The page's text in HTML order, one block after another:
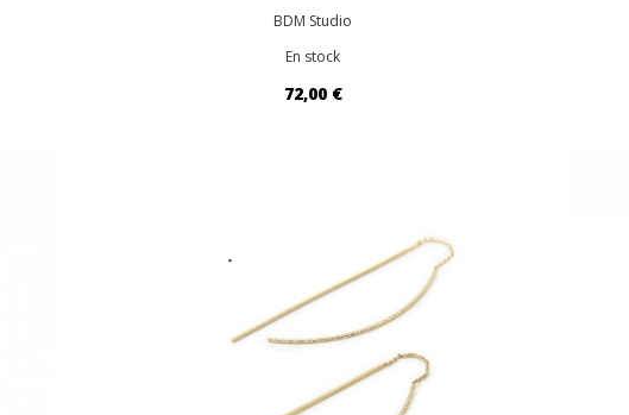
BDM Studio
En stock
72,00 €